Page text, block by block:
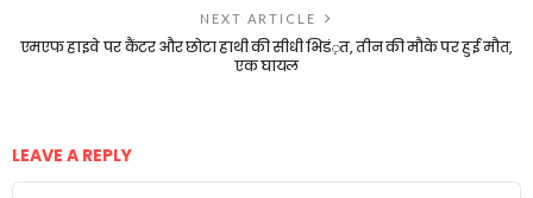
NEXT ARTICLE
एमएफ हाइवे पर कैंटर और छोटा हाथी की सीधी भिडं़त, तीन की मौके पर हुई मौत,
एक घायल
LEAVE A REPLY